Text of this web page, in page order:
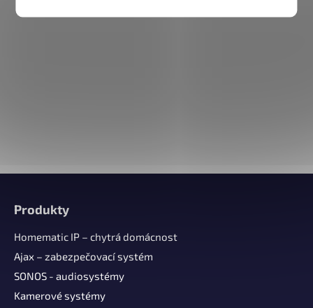
Produkty
Homematic IP – chytrá domácnost
Ajax – zabezpečovací systém
SONOS - audiosystémy
Kamerové systémy